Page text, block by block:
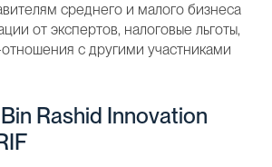
среднего и малого бизнеса
от экспертов, налоговые льготы,
с другими участниками
Rashid Innovation